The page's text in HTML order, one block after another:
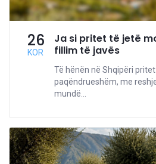
26
KOR
Ja si pritet të jetë
fillim të javës
Të hënën në Shqipëri
paqëndrueshëm, me
mundë...